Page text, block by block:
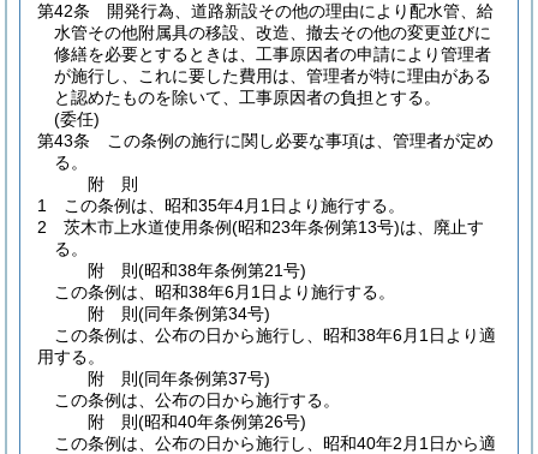
第42条
開発行為、道路新設その他の理由により配水管、給
水管その他附属具の移設、改造、撤去その他の変更並びに
修繕を必要とするときは、工事原因者の申請により管理者
が施行し、これに要した費用は、管理者が特に理由がある
と認めたものを除いて、工事原因者の負担とする。
(委任)
第43条
この条例の施行に関し必要な事項は、管理者が定め
る。
附 則
1
この条例は、昭和35年4月1日より施行する。
2
茨木市上水道使用条例(昭和23年条例第13号)は、廃止す
る。
附 則(昭和38年条例第21号)
この条例は、昭和38年6月1日より施行する。
附 則(同年条例第34号)
この条例は、公布の日から施行し、昭和38年6月1日より適
用する。
附 則(同年条例第37号)
この条例は、公布の日から施行する。
附 則(昭和40年条例第26号)
この条例は、公布の日から施行し、昭和40年2月1日から適